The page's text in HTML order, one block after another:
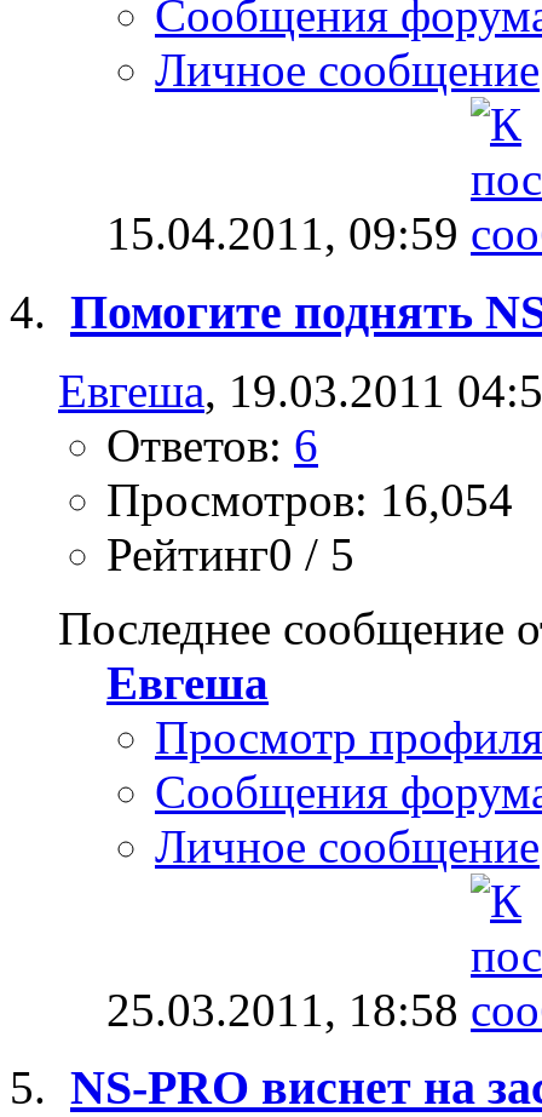
Сообщения
Личное сообщение
15.04.2011, 09:59
Помогите поднять
Евгеша, 19.03.2011
Ответов: 6
Просмотров: 16,054
Рейтинг0 / 5
Последнее сообщение
Евгеша
Просмотр профиля
Сообщения
Личное сообщение
25.03.2011, 18:58
NS-PRO виснет на